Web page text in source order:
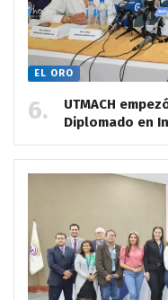
EL ORO
UTMACH
Diplomado en